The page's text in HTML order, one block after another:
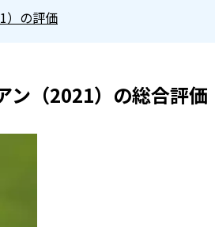
）の評価
ン（2021）の総合評価